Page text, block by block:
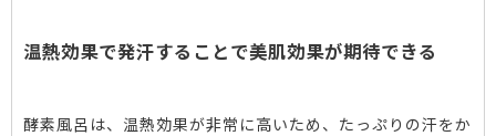
温熱効果で発汗することで美肌効果が期待できる
酵素風呂は、温熱効果が非常に高いため、たっぷりの汗をか